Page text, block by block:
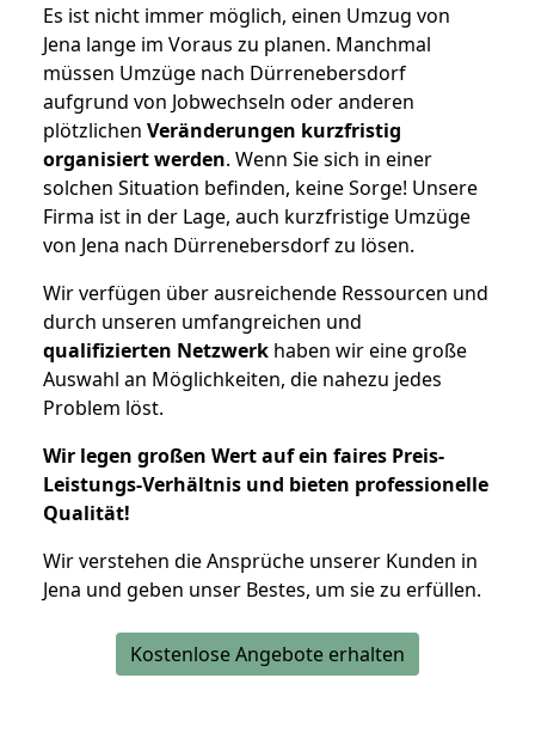
Es ist nicht immer möglich, einen Umzug von
Jena lange im Voraus zu planen. Manchmal
müssen Umzüge nach Dürrenebersdorf
aufgrund von Jobwechseln oder anderen
plötzlichen Veränderungen kurzfristig
organisiert werden. Wenn Sie sich in einer
solchen Situation befinden, keine Sorge! Unsere
Firma ist in der Lage, auch kurzfristige Umzüge
von Jena nach Dürrenebersdorf zu lösen.
Wir verfügen über ausreichende Ressourcen und
durch unseren umfangreichen und
qualifizierten Netzwerk haben wir eine große
Auswahl an Möglichkeiten, die nahezu jedes
Problem löst.
Wir legen großen Wert auf ein faires Preis-
Leistungs-Verhältnis und bieten professionelle
Qualität!
Wir verstehen die Ansprüche unserer Kunden in
Jena und geben unser Bestes, um sie zu erfüllen.
Kostenlose Angebote erhalten